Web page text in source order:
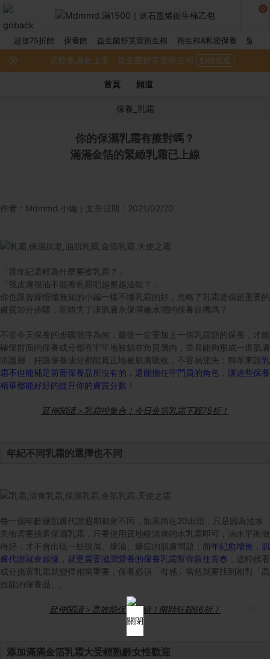
關閉
0
超值75折館 保養館 益生菌舒芙蕾衛生棉 衛生棉&私密保養 髮品館
柔軟親膚新上市｜益生菌舒芙蕾衛生棉 點我逛逛
首頁 頻道
保養_乳霜
你的保濕乳霜有擦對嗎？
滿滿金箔的緊緻乳霜已上線
作者：Mdmmd.小編｜文章日期：2021/02/20
「我年紀還輕為什麼要擦乳霜？」
「我皮膚很油不能擦乳霜吧越擦越油欸？」
你也跟曾經懵懂無知的小編一樣不懂乳霜的好，忽略了乳霜這個超重要的
膚質加分步驟，而錯失了讓肌膚永保彈嫩水潤的保養良機嗎？
不管今天保養的步驟順序為何，最後一定要加上一個乳霜類的保養，才能
確保前面的保養成分都有牢牢地被鎖在角質層內，並且能夠形成一道肌膚
防護層，好讓保養成分都能真正地被肌膚吸收，不容易流失；簡單來說乳
霜不但能補足前面保養品所沒有的，還能擔任守門員的角色，讓這些保養
精華都能好好的提升你的膚質分數 ！
延伸閱讀＞乳霜控集合！今日金箔乳霜下殺75折！
年紀不同乳霜的選擇也不同
每一個年齡層肌膚代謝週期都會不同，如果尚在20出頭，只是因為油水
失衡需要挑選保濕乳霜，只要使用質地較清爽的水乳霜即可，油水平衡做
得好，才不會出現一些脫屑、爆油、爆痘的肌膚問題； 而年紀愈增長，肌
膚代謝就會越慢，就更需要滋潤營養的保養乳霜幫你留住青春 ，這時候看
成分挑選乳霜就變得相當重要，保養必須「有感」當然就要找到相對「高
效能的保養品」。
延伸閱讀＞高效能保養套組！限時狂殺66折！
添加滿滿金箔乳霜大受輕熟齡女性歡迎